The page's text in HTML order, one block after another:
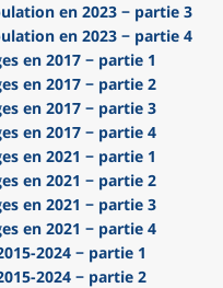
en 2023 − partie 3
en 2023 − partie 4
en 2017 − partie 1
en 2017 − partie 2
en 2017 − partie 3
en 2017 − partie 4
en 2021 − partie 1
en 2021 − partie 2
en 2021 − partie 3
en 2021 − partie 4
2024 − partie 1
2024 − partie 2